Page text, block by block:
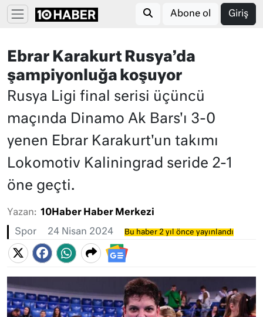
Abone ol Giriş
Ebrar Karakurt Rusya’da
şampiyonluğa koşuyor
Rusya Ligi final serisi üçüncü
maçında Dinamo Ak Bars'ı 3-0
yenen Ebrar Karakurt'un takımı
Lokomotiv Kaliningrad seride 2-1
öne geçti.
Yazan: 10Haber Haber Merkezi
Spor 24 Nisan 2024 Bu haber 2 yıl önce yayınlandı